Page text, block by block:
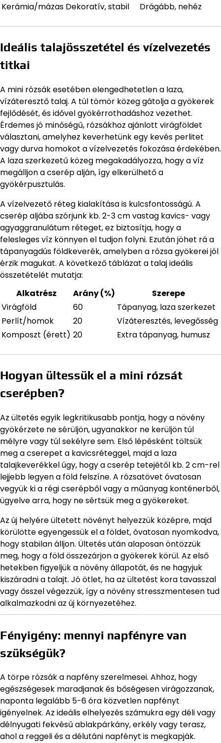
Kerámia/mázas Dekoratív, stabil Drágább, nehéz
Ideális talajösszetétel és vízelvezetés
titkai
A mini rózsák esetében elengedhetetlen a laza,
vízáteresztő talaj. A túl tömör közeg gátolja a gyökerek
fejlődését, és idővel gyökérrothadáshoz vezethet.
Érdemes jó minőségű, rózsákhoz ajánlott virágföldet
választani, amelyhez keverhetünk egy kevés perlitet
vagy durva homokot a vízelvezetés fokozása érdekében.
A laza szerkezetű közeg megakadályozza, hogy a víz
megálljon a cserép alján, így elkerülhető a
gyökérpusztulás.
A vízelvezető réteg kialakítása is kulcsfontosságú. A
cserép aljába szórjunk kb. 2-3 cm vastag kavics- vagy
agyaggranulátum réteget, ez biztosítja, hogy a
felesleges víz könnyen el tudjon folyni. Ezután jöhet rá a
tápanyagdús földkeverék, amelyben a rózsa gyökerei jól
érzik magukat. A következő táblázat a talaj ideális
összetételét mutatja:
Alkatrész
Arány (%)
Szerepe
Virágföld
60
Tápanyag, laza szerkezet
Perlít/homok
20
Vízáteresztés, levegősség
Komposzt (érett) 20 Extra tápanyag, humusz
Hogyan ültessük el a mini rózsát
cserépben?
Az ültetés egyik legkritikusabb pontja, hogy a növény
gyökérzete ne sérüljön, ugyanakkor ne kerüljön túl
mélyre vagy túl sekélyre sem. Első lépésként töltsük
meg a cserepet a kavicsréteggel, majd a laza
talajkeverékkel úgy, hogy a cserép tetejétől kb. 2 cm-rel
lejjebb legyen a föld felszíne. A rózsatövet óvatosan
vegyük ki a régi cserépből vagy a műanyag konténerből,
ügyelve arra, hogy ne sértsük meg a gyökereket.
Az új helyére ültetett növényt helyezzük középre, majd
körülötte egyengessük el a földet, óvatosan nyomkodva,
hogy stabilan álljon. Ültetés után alaposan öntözzük
meg, hogy a föld összezárjon a gyökerek körül. Az első
hetekben figyeljük a növény állapotát, és ne hagyjuk
kiszáradni a talajt. Jó ötlet, ha az ültetést kora tavasszal
vagy ősszel végezzük, így a növény stresszmentesen tud
alkalmazkodni az új környezetéhez.
Fényigény: mennyi napfényre van
szükségük?
A törpe rózsák a napfény szerelmesei. Ahhoz, hogy
egészségesek maradjanak és bőségesen virágozzanak,
naponta legalább 5-6 óra közvetlen napfényt
igényelnek. Az ideális elhelyezés számukra egy déli vagy
délnyugati fekvésű ablakpárkány, erkély vagy terasz,
ahol a reggeli és a délutáni napfényt is megkapják.